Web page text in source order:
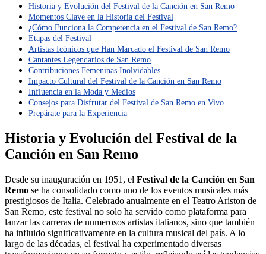
Historia y Evolución del Festival de la Canción en San Remo
Momentos Clave en la Historia del Festival
¿Cómo Funciona la Competencia en el Festival de San Remo?
Etapas del Festival
Artistas Icónicos que Han Marcado el Festival de San Remo
Cantantes Legendarios de San Remo
Contribuciones Femeninas Inolvidables
Impacto Cultural del Festival de la Canción en San Remo
Influencia en la Moda y Medios
Consejos para Disfrutar del Festival de San Remo en Vivo
Prepárate para la Experiencia
Historia y Evolución del Festival de la
Canción en San Remo
Desde su inauguración en 1951, el Festival de la Canción en San
Remo se ha consolidado como uno de los eventos musicales más
prestigiosos de Italia. Celebrado anualmente en el Teatro Ariston de
San Remo, este festival no solo ha servido como plataforma para
lanzar las carreras de numerosos artistas italianos, sino que también
ha influido significativamente en la cultura musical del país. A lo
largo de las décadas, el festival ha experimentado diversas